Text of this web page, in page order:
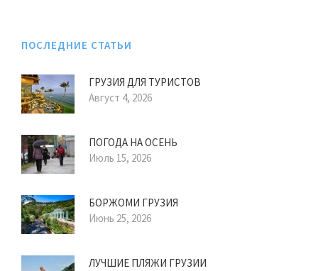
ПОСЛЕДНИЕ СТАТЬИ
ГРУЗИЯ ДЛЯ ТУРИСТОВ
Август 4, 2026
ПОГОДА НА ОСЕНЬ
Июль 15, 2026
БОРЖОМИ ГРУЗИЯ
Июнь 25, 2026
ЛУЧШИЕ ПЛЯЖИ ГРУЗИИ